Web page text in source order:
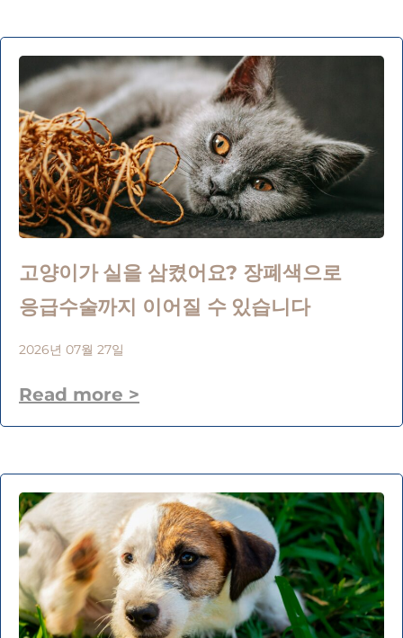
고양이가 실을 삼켰어요? 장폐색으로
응급수술까지 이어질 수 있습니다
2026년 07월 27일
Read more >